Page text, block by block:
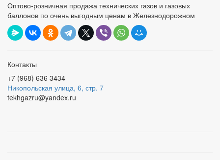
Оптово-розничная продажа технических газов и газовых
баллонов по очень выгодным ценам в Железнодорожном
Контакты
+7 (968) 636 3434
Никопольская улица, 6, стр. 7
tekhgazru@yandex.ru